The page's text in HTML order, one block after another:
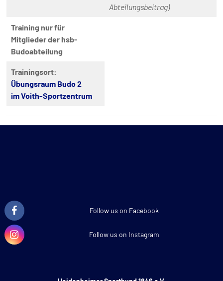
Abteilungsbeitrag)
Training nur für
Mitglieder der hsb-
Budoabteilung
Trainingsort:
Übungsraum Budo 2
im Voith-Sportzentrum
Follow us on Facebook
Follow us on Instagram